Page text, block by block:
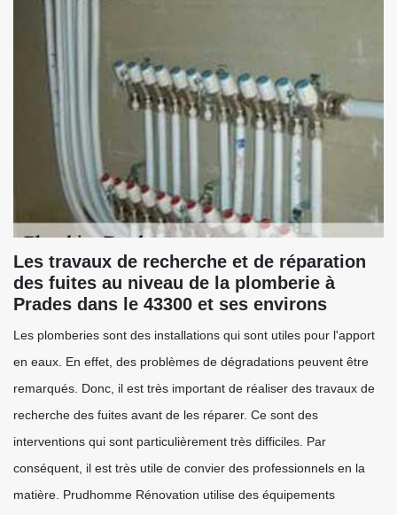
Les travaux de recherche et de réparation
des fuites au niveau de la plomberie à
Prades dans le 43300 et ses environs
Les plomberies sont des installations qui sont utiles pour l'apport
en eaux. En effet, des problèmes de dégradations peuvent être
remarqués. Donc, il est très important de réaliser des travaux de
recherche des fuites avant de les réparer. Ce sont des
interventions qui sont particulièrement très difficiles. Par
conséquent, il est très utile de convier des professionnels en la
matière. Prudhomme Rénovation utilise des équipements